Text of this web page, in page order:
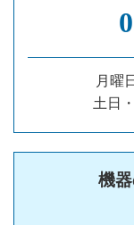
月曜
土日
機